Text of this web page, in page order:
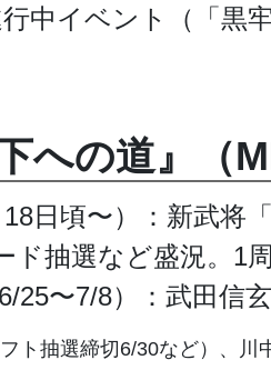
中イベント（「黒
への道』（
18日頃〜）：新武
ド抽選など盛況。
25〜7/8）：武田信
ト抽選締切6/30など）、川